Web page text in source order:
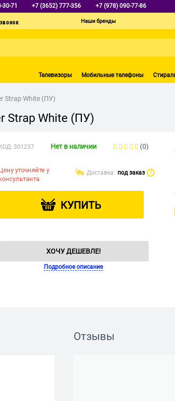
30-71 +7 (3652) 777-356 +7 (978) 090-77-86
Наши бренды
Телевизоры Мобильные телефоны
Strap White (ПУ)
Strap White (ПУ)
301237 Нет в наличии (0)
уточняйте у
Доставка: под заказ ?
КУПИТЬ
ХОЧУ ДЕШЕВЛЕ!
Подробное описание
Отзывы